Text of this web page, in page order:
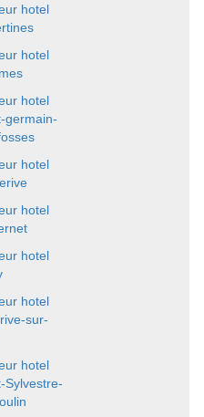
hotel
hotel
hotel
germain-
hotel
hotel
hotel
hotel
sur-
hotel
Sylvestre-